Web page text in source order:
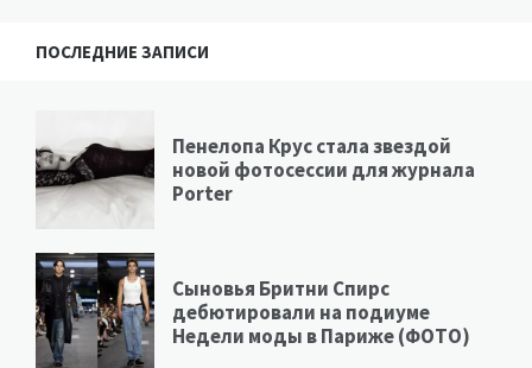
ПОСЛЕДНИЕ ЗАПИСИ
Пенелопа Крус стала звездой
новой фотосессии для журнала
Porter
Сыновья Бритни Спирс
дебютировали на подиуме
Недели моды в Париже (ФОТО)